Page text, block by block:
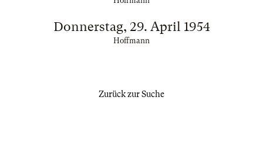
Donnerstag, 29. April 1954
Hoffmann
Zurück zur Suche